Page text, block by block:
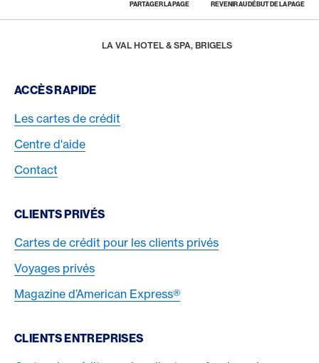
PARTAGER LA PAGE REVENIR AU DÉBUT DE LA PAGE
LA VAL HOTEL & SPA, BRIGELS
Footer Navigation
ACCÈS RAPIDE
Les cartes de crédit
Centre d'aide
Contact
CLIENTS PRIVÉS
Cartes de crédit pour les clients privés
Voyages privés
Magazine d’American Express®
CLIENTS ENTREPRISES